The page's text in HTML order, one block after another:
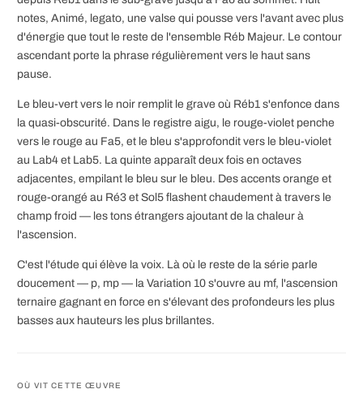
notes, Animé, legato, une valse qui pousse vers l'avant avec plus
d'énergie que tout le reste de l'ensemble Réb Majeur. Le contour
ascendant porte la phrase régulièrement vers le haut sans
pause.
Le bleu-vert vers le noir remplit le grave où Réb1 s'enfonce dans
la quasi-obscurité. Dans le registre aigu, le rouge-violet penche
vers le rouge au Fa5, et le bleu s'approfondit vers le bleu-violet
au Lab4 et Lab5. La quinte apparaît deux fois en octaves
adjacentes, empilant le bleu sur le bleu. Des accents orange et
rouge-orangé au Ré3 et Sol5 flashent chaudement à travers le
champ froid — les tons étrangers ajoutant de la chaleur à
l'ascension.
C'est l'étude qui élève la voix. Là où le reste de la série parle
doucement — p, mp — la Variation 10 s'ouvre au mf, l'ascension
ternaire gagnant en force en s'élevant des profondeurs les plus
basses aux hauteurs les plus brillantes.
OÙ VIT CETTE ŒUVRE